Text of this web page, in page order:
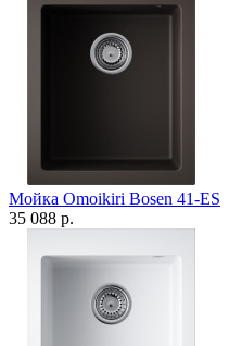
Мойка Omoikiri Bosen 41-ES
35 088 р.